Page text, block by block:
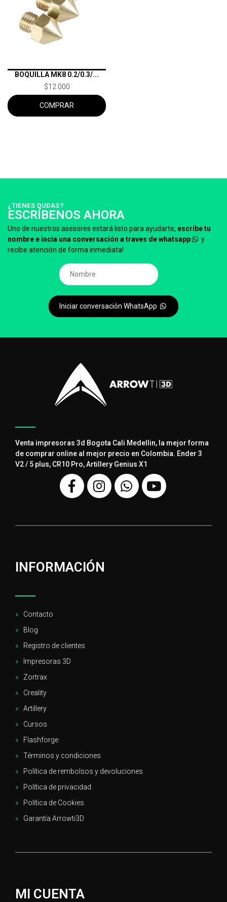
BOQUILLA MK8 0.2/0.3/...
$12.000
COMPRAR
¿TIENES DUDAS?
ESCRÍBENOS AHORA
Uno de nuestros asesores estará listo para ayudarte, escríbe tu
nombre e incia una conversación a traves de whatsapp
y
recibe atención de forma inmediata!
Iniciar conversación WhatsApp
Venta impresoras 3d Bogota Cali Medellin, la mejor forma
de comprar online al mejor precio en Colombia. Ender 3
V2 / 5 plus, CR10 Pro, Artillery Genius X1
INFORMACIÓN
Contacto
Blog
Registro de clientes
Impresoras 3D
Zortrax
Creality
Artillery
Cursos
Flashforge
Términos y condiciones
Política de rembolsos y devoluciones
Política de privacidad
Política de Cookies
Garantía Arrowti3D
MI CUENTA